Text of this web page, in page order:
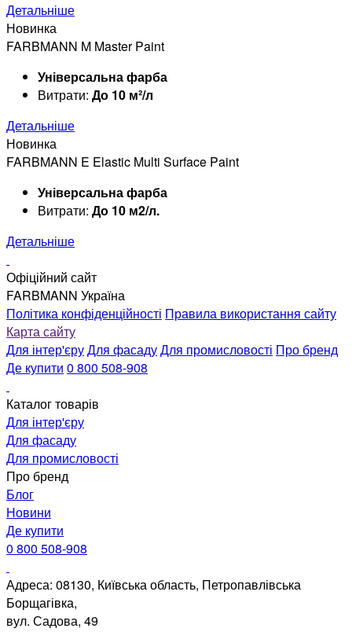
Детальніше
Новинка
FARBMANN M Master Paint
Універсальна фарба
Витрати: До 10 м²/л
Детальніше
Новинка
FARBMANN E Elastic Multi Surface Paint
Універсальна фарба
Витрати: До 10 м2/л.
Детальніше
Офіційний сайт
FARBMANN Україна
Політика конфіденційності Правила використання сайту
Карта сайту
Для інтер'єруДля фасадуДля промисловості Про бренд
Де купити 0 800 508-908
Каталог товарів
Для інтер'єру
Для фасаду
Для промисловості
Про бренд
Блог
Новини
Де купити
0 800 508-908
Адреса: 08130, Київська область, Петропавлівська
Борщагівка,
вул. Садова, 49